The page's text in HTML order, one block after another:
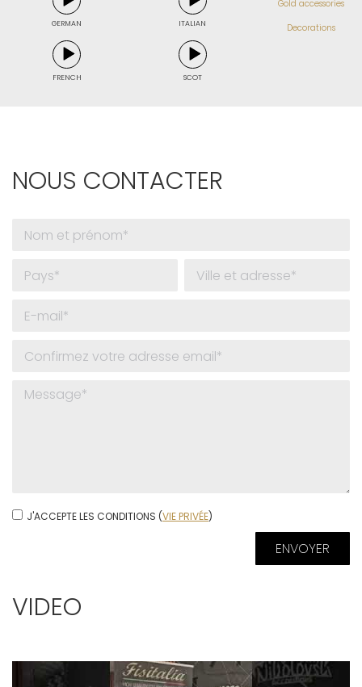
GERMAN ITALIAN
FRENCH SCOT
Gold accessories
Decorations
NOUS CONTACTER
J'ACCEPTE LES CONDITIONS (VIE PRIVÉE)
VIDEO